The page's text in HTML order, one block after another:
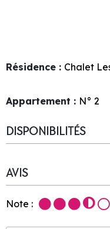
Résidence : Chalet
Appartement : N° 2
DISPONIBILITÉS
AVIS
Note :